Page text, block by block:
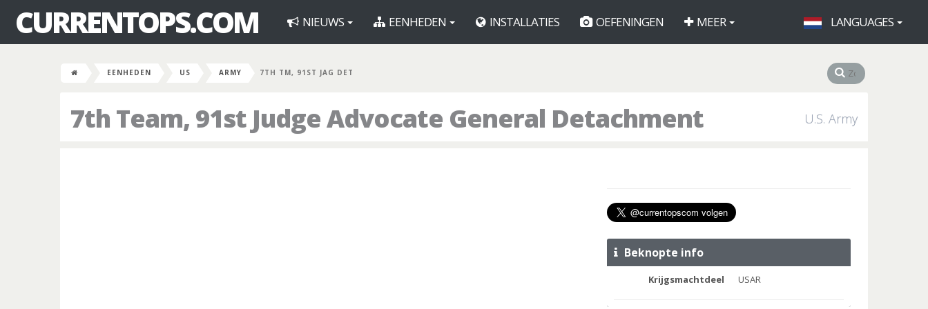
CURRENTOPS.COM NIEUWS EENHEDEN INSTALLATIES OEFENINGEN MEER LANGUAGES
EENHEDEN US ARMY 7TH TM, 91ST JAG DET
7th Team, 91st Judge Advocate General Detachment U.S. Army
Beknopte info
Krijgsmachtdeel USAR